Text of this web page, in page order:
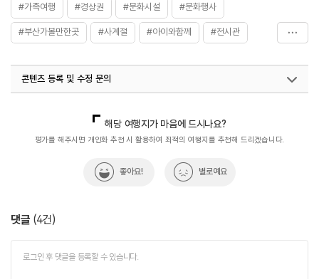
#가족여행 #경상권 #문화시설 #문화행사
#부산가볼만한곳 #사계절 #아이와함께 #전시관
콘텐츠 등록 및 수정 문의
열린관광콘텐츠팀(열린관광-모두의여행)
033-738-3425
해당 여행지가 마음에 드시나요?
평가를 해주시면 개인화 추천 시 활용하여 최적의 여행지를 추천해 드리겠습니다.
좋아요! 별로예요
댓글 (4건)